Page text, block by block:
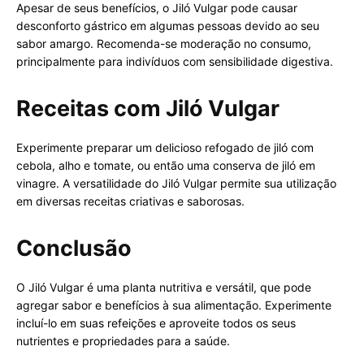
Apesar de seus benefícios, o Jiló Vulgar pode causar
desconforto gástrico em algumas pessoas devido ao seu
sabor amargo. Recomenda-se moderação no consumo,
principalmente para indivíduos com sensibilidade digestiva.
Receitas com Jiló Vulgar
Experimente preparar um delicioso refogado de jiló com
cebola, alho e tomate, ou então uma conserva de jiló em
vinagre. A versatilidade do Jiló Vulgar permite sua utilização
em diversas receitas criativas e saborosas.
Conclusão
O Jiló Vulgar é uma planta nutritiva e versátil, que pode
agregar sabor e benefícios à sua alimentação. Experimente
incluí-lo em suas refeições e aproveite todos os seus
nutrientes e propriedades para a saúde.